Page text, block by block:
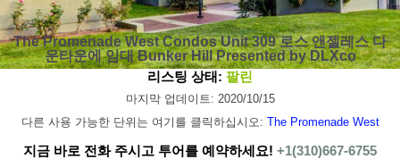
The Promenade West Condos Unit 309 로스 앤젤레스 다
운타운에 임대 Bunker Hill Presented by DLXco
리스팅 상태: 팔린
마지막 업데이트: 2020/10/15
다른 사용 가능한 단위는 여기를 클릭하십시오: The Promenade West
지금 바로 전화 주시고 투어를 예약하세요! +1(310)667-6755